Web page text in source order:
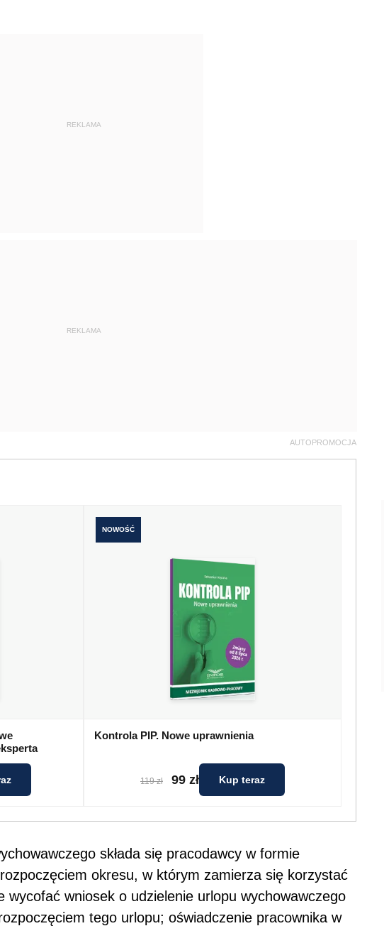
REKLAMA
REKLAMA
AUTOPROMOCJA
NOWOŚĆ
Kontrola PIP. Nowe uprawnienia
119 zł 99 zł Kup teraz
składa się pracodawcy w formie
okresu, w którym zamierza się korzystać
wycofać wniosek o udzielenie urlopu wychowawczego
tego urlopu; oświadczenie pracownika w